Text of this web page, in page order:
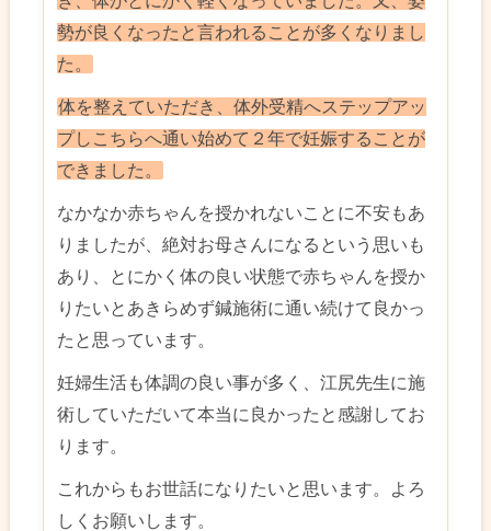
勢が良くなったと言われることが多くなりまし
た。
体を整えていただき、体外受精へステップアッ
プしこちらへ通い始めて２年で妊娠することが
できました。
なかなか赤ちゃんを授かれないことに不安もあ
りましたが、絶対お母さんになるという思いも
あり、とにかく体の良い状態で赤ちゃんを授か
りたいとあきらめず鍼施術に通い続けて良かっ
たと思っています。
妊婦生活も体調の良い事が多く、江尻先生に施
術していただいて本当に良かったと感謝してお
ります。
これからもお世話になりたいと思います。よろ
しくお願いします。